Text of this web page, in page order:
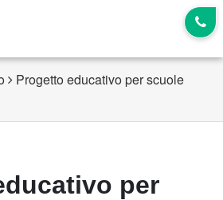
Progetto educativo per scuole
per